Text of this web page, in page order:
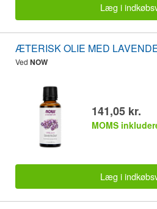
Læg i
ÆTERISK OLIE MED
Ved NOW
141,05 kr.
MOMS
Læg i